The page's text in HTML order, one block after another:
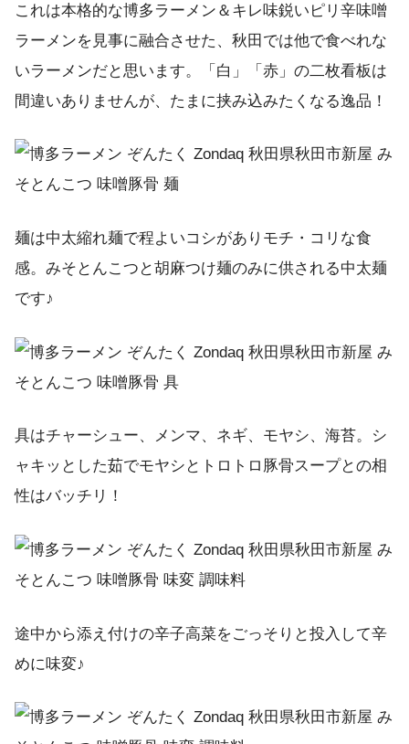
これは本格的な博多ラーメン＆キレ味鋭いピリ辛味噌
ラーメンを見事に融合させた、秋田では他で食べれな
いラーメンだと思います。「白」「赤」の二枚看板は
間違いありませんが、たまに挟み込みたくなる逸品！
麺は中太縮れ麺で程よいコシがありモチ・コリな食
感。みそとんこつと胡麻つけ麺のみに供される中太麺
です♪
具はチャーシュー、メンマ、ネギ、モヤシ、海苔。シ
ャキッとした茹でモヤシとトロトロ豚骨スープとの相
性はバッチリ！
途中から添え付けの辛子高菜をごっそりと投入して辛
めに味変♪